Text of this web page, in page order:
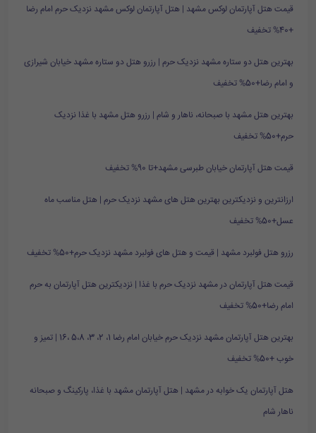
قیمت هتل آپارتمان لوکس مشهد | هتل آپارتمان لوکس مشهد نزدیک حرم امام رضا
+40% تخفیف
بهترین هتل دو ستاره مشهد نزدیک حرم | رزرو هتل دو ستاره مشهد خیابان شیرازی
و امام رضا+50% تخفیف
بهترین هتل مشهد با صبحانه، ناهار و شام | رزرو هتل مشهد با غذا نزدیک
حرم+50% تخفیف
قیمت هتل آپارتمان خیابان طبرسی مشهد+تا 90% تخفیف
ارزانترین و نزدیکترین بهترین هتل های مشهد نزدیک حرم | هتل مناسب ماه
عسل+50% تخفیف
رزرو هتل فولبرد مشهد | قیمت و هتل های فولبرد مشهد نزدیک حرم+50% تخفیف
قیمت هتل آپارتمان در مشهد نزدیک حرم با غذا | نزدیکترین هتل آپارتمان به حرم
امام رضا+50% تخفیف
بهترین هتل آپارتمان مشهد نزدیک حرم خیابان امام رضا 1، 2، 3، 5،8 ،16 | تمیز و
خوب +50% تخفیف
هتل آپارتمان یک خوابه در مشهد | هتل آپارتمان مشهد با غذا، پارکینگ و صبحانه
ناهار شام